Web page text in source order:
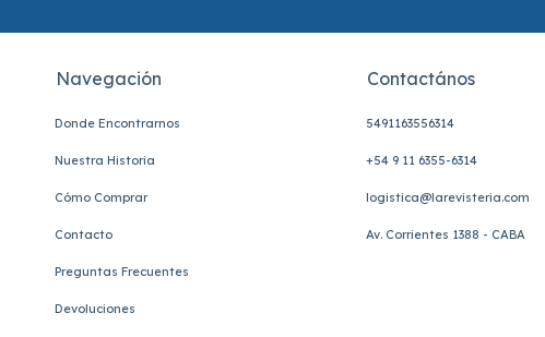
Navegación
Donde Encontrarnos
Nuestra Historia
Cómo Comprar
Contacto
Preguntas Frecuentes
Devoluciones
Contactános
5491163556314
+54 9 11 6355-6314
logistica@larevisteria.com
Av. Corrientes 1388 - CABA